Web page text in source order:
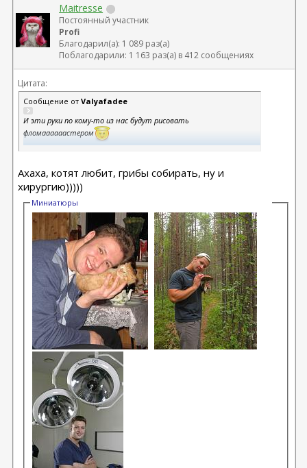
Maitresse
Постоянный участник
Profi
Благодарил(а): 1 089 раз(а)
Поблагодарили: 1 163 раз(а) в 412 сообщениях
Цитата:
Сообщение отValyafadee
И эти руки по кому-то из нас будут рисовать
фломаааааастером
@
Maitresse
, там есть ещё какие-то пруфы? Тащи сюда)
Ахаха, котят любит, грибы собирать, ну и
хирургию)))))
Миниатюры